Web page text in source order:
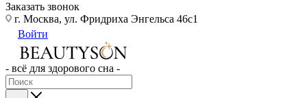
Заказать звонок
г. Москва, ул. Фридриха Энгельса 46с1
Войти
- всё для здорового сна -